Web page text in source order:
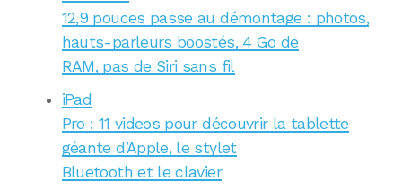
12,9 pouces passe au démontage : photos,
hauts-parleurs boostés, 4 Go de
RAM, pas de Siri sans fil
iPad
Pro : 11 videos pour découvrir la tablette
géante d’Apple, le stylet
Bluetooth et le clavier